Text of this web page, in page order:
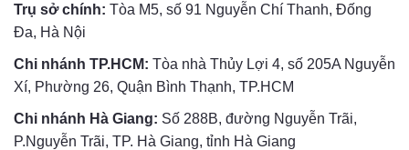
Trụ sở chính: Tòa M5, số 91 Nguyễn Chí Thanh, Đống
Đa, Hà Nội
Chi nhánh TP.HCM: Tòa nhà Thủy Lợi 4, số 205A Nguyễn
Xí, Phường 26, Quận Bình Thạnh, TP.HCM
Chi nhánh Hà Giang: Số 288B, đường Nguyễn Trãi,
P.Nguyễn Trãi, TP. Hà Giang, tỉnh Hà Giang